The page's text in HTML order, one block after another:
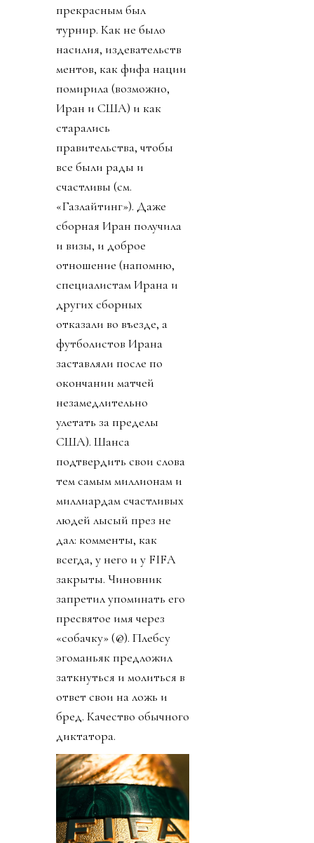
прекрасным был
турнир. Как не было
насилия, издевательств
ментов, как фифа нации
помирила (возможно,
Иран и США) и как
старались
правительства, чтобы
все были рады и
счастливы (см.
«Газлайтинг»). Даже
сборная Иран получила
и визы, и доброе
отношение (напомню,
специалистам Ирана и
других сборных
отказали во въезде, а
футболистов Ирана
заставляли после по
окончании матчей
незамедлительно
улетать за пределы
США). Шанса
подтвердить свои слова
тем самым миллионам и
миллиардам счастливых
людей лысый през не
дал: комменты, как
всегда, у него и у FIFA
закрыты. Чиновник
запретил упоминать его
пресвятое имя через
«собачку» (@). Плебсу
эгоманьяк предложил
заткнуться и молиться в
ответ свои на ложь и
бред. Качество обычного
диктатора.